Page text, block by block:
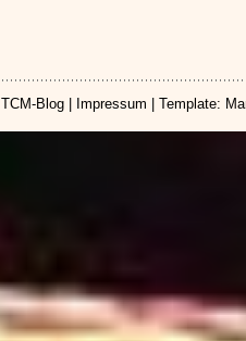
TCM-Blog| Impressum | Template: